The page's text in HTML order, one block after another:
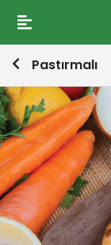
Pastırmalı